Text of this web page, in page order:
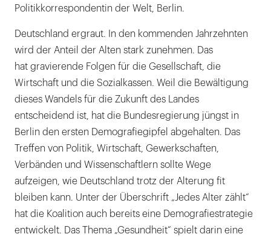
Politikkorrespondentin der Welt, Berlin.
Deutschland ergraut. In den kommenden Jahrzehnten
wird der Anteil der Alten stark zunehmen. Das
hat gravierende Folgen für die Gesellschaft, die
Wirtschaft und die Sozialkassen. Weil die Bewältigung
dieses Wandels für die Zukunft des Landes
entscheidend ist, hat die Bundesregierung jüngst in
Berlin den ersten Demografiegipfel abgehalten. Das
Treffen von Politik, Wirtschaft, Gewerkschaften,
Verbänden und Wissenschaftlern sollte Wege
aufzeigen, wie Deutschland trotz der Alterung fit
bleiben kann. Unter der Überschrift „Jedes Alter zählt“
hat die Koalition auch bereits eine Demografiestrategie
entwickelt. Das Thema „Gesundheit“ spielt darin eine